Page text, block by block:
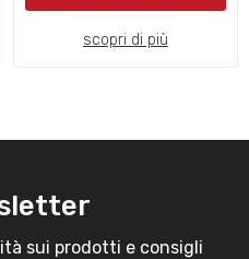
scopri di più
sui prodotti e consigli